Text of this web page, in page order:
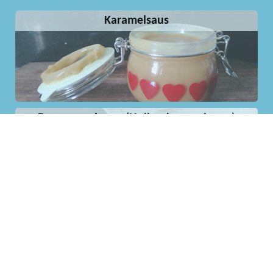
Karamelsaus